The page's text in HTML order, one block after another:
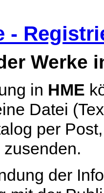
-
Werke
in HME
Datei
per
der